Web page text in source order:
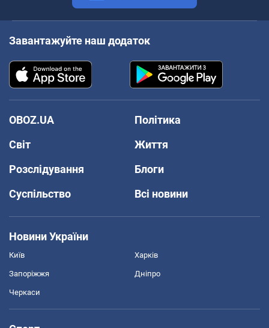
Завантажуйте наш додаток
OBOZ.UA
Політика
Світ
Життя
Розслідування
Блоги
Суспільство
Всі новини
Новини України
Київ Харків
Запоріжжя Дніпро
Черкаси